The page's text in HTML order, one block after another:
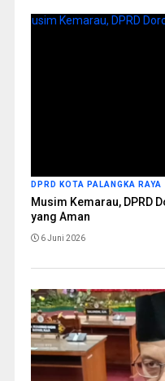
DPRD KOTA PALANGKA RAYA
Musim Kemarau, DPRD
yang Aman
6 Juni 2026